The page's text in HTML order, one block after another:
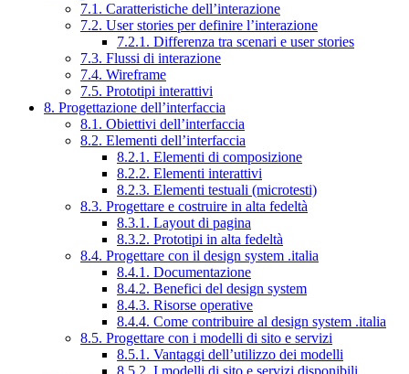
7.1. Caratteristiche dell’interazione
7.2. User stories per definire l’interazione
7.2.1. Differenza tra scenari e user stories
7.3. Flussi di interazione
7.4. Wireframe
7.5. Prototipi interattivi
8. Progettazione dell’interfaccia
8.1. Obiettivi dell’interfaccia
8.2. Elementi dell’interfaccia
8.2.1. Elementi di composizione
8.2.2. Elementi interattivi
8.2.3. Elementi testuali (microtesti)
8.3. Progettare e costruire in alta fedeltà
8.3.1. Layout di pagina
8.3.2. Prototipi in alta fedeltà
8.4. Progettare con il design system .italia
8.4.1. Documentazione
8.4.2. Benefici del design system
8.4.3. Risorse operative
8.4.4. Come contribuire al design system .italia
8.5. Progettare con i modelli di sito e servizi
8.5.1. Vantaggi dell’utilizzo dei modelli
8.5.2. I modelli di sito e servizi disponibili